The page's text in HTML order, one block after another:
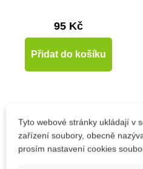
95 Kč
Přidat do košíku
Tyto webové stránky ukládají v
zařízení soubory, obecně
prosím nastavení cookies